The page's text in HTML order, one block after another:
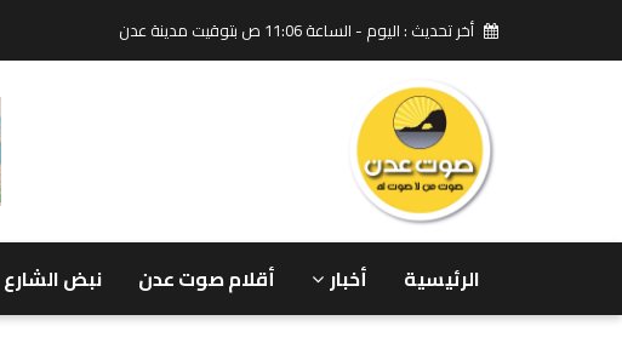
أخر تحديث : اليوم - الساعة 11:06 ص بتوقيت مدينة عدن
الرئيسية أخبار أقلام صوت عدن نبض الشارع